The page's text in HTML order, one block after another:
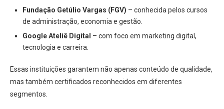
Fundação Getúlio Vargas (FGV) – conhecida pelos cursos
de administração, economia e gestão.
Google Ateliê Digital – com foco em marketing digital,
tecnologia e carreira.
Essas instituições garantem não apenas conteúdo de qualidade,
mas também certificados reconhecidos em diferentes
segmentos.